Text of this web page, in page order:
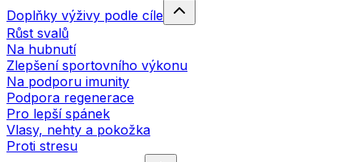
Doplňky výživy podle cíle
Růst svalů
Na hubnutí
Zlepšení sportovního výkonu
Na podporu imunity
Podpora regenerace
Pro lepší spánek
Vlasy, nehty a pokožka
Proti stresu